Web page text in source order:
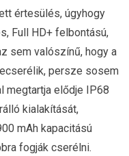
értesülés, úgyhogy
Full HD+ felbontású,
sem valószínű, hogy a
persze sosem
megtartja elődje IP68
kialakítását,
mAh kapacitású
fogják cserélni.